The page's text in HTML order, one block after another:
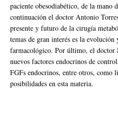
paciente obesodiabético, de la
continuación el doctor Antonio
presente y futuro de la cirugía
temas de gran interés es la
farmacológico. Por último, el doctor
nuevos factores endocrinos de
FGFs endocrinos, entre otros, como
posibilidades en esta materia.